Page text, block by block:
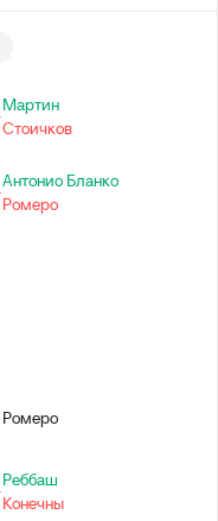
Мартин
Стоичков
Антонио Бланко
Ромеро
Ромеро
Реббаш
Конечны